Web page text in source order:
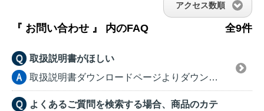
アクセス数順
『 お問い合わせ 』 内のFAQ 全9件
取扱説明書がほしい
取扱説明書ダウンロードページよりダウンロードをしていた...
よくあるご質問を検索する場合、商品のカテ